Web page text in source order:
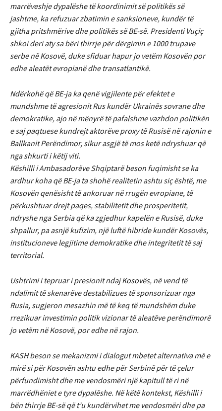
marrëveshje dypalëshe të koordinimit së politikës së
jashtme, ka refuzuar zbatimin e sanksioneve, kundër të
gjitha pritshmërive dhe politikës së BE-së. Presidenti Vuçiç
shkoi deri aty sa bëri thirrje për dërgimin e 1000 trupave
serbe në Kosovë, duke sfiduar hapur jo vetëm Kosovën por
edhe aleatët evropianë dhe transatlantikë.
Ndërkohë që BE-ja ka qenë vigjilente për efektet e
mundshme të agresionit Rus kundër Ukrainës sovrane dhe
demokratike, ajo në mënyrë të pafalshme vazhdon politikën
e saj paqtuese kundrejt aktorëve proxy të Rusisë në rajonin e
Ballkanit Perëndimor, sikur asgjë të mos ketë ndryshuar që
nga shkurti i këtij viti.
Këshilli i Ambasadorëve Shqiptarë beson fuqimisht se ka
ardhur koha që BE-ja ta shohë realitetin ashtu siç është, me
Kosovën qenësisht të ankoruar në rrugën evropiane, të
përkushtuar drejt paqes, stabilitetit dhe prosperitetit,
ndryshe nga Serbia që ka zgjedhur kapelën e Rusisë, duke
shpallur, pa asnjë kufizim, një luftë hibride kundër Kosovës,
institucioneve legjitime demokratike dhe integritetit të saj
territorial.
Ushtrimi i tepruar i presionit ndaj Kosovës, në vend të
ndalimit të skenarëve destabilizues të sponsorizuar nga
Rusia, sugjeron mesazhin më të keq të mundshëm duke
rrezikuar investimin politik vizionar të aleatëve perëndimorë
jo vetëm në Kosovë, por edhe në rajon.
KASH beson se mekanizmi i dialogut mbetet alternativa më e
mirë si për Kosovën ashtu edhe për Serbinë për të çelur
përfundimisht dhe me vendosmëri një kapitull të ri në
marrëdhëniet e tyre dypalëshe. Në këtë kontekst, Këshilli i
bën thirrje BE-së që t’u kundërvihet me vendosmëri dhe pa